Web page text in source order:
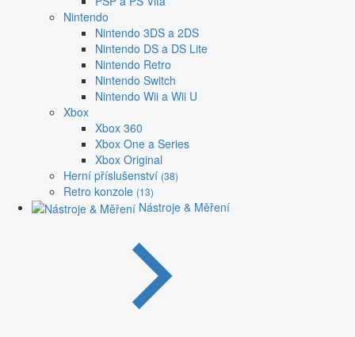
Nintendo
Nintendo 3DS a 2DS
Nintendo DS a DS Lite
Nintendo Retro
Nintendo Switch
Nintendo Wii a Wii U
Xbox
Xbox 360
Xbox One a Series
Xbox Original
Herní příslušenství (38)
Retro konzole (13)
Nástroje & Měření